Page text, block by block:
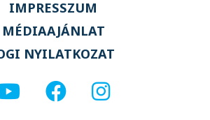
IMPRESSZUM
MÉDIAAJÁNLAT
NYILATKOZAT